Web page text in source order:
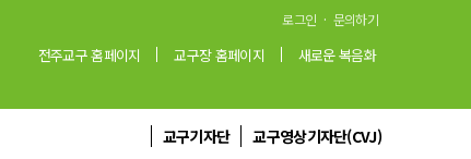
로그인 · 문의하기
전주교구 홈페이지 교구장 홈페이지 새로운 복음화
교구기자단 교구영상기자단(CVJ)